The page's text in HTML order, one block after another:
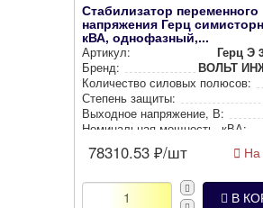
Стабилизатор переменного
напряжения Герц
кВА, однофазный,...
Артикул:
Герц Э
Бренд:
ВОЛЬТ
Количество силовых полюсов:
Степень защиты:
Выходное нап­ря­же­ние, В:
Номи­наль­ная мощность, кВА:
78310.53 ₽/шт На
В